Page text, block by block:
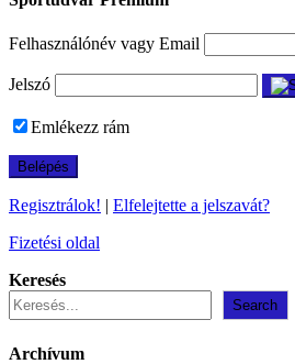
Felhasználónév vagy Email
Jelszó
Emlékezz rám
Regisztrálok! | Elfelejtette a jelszavát?
Fizetési oldal
Keresés
Search
Archívum